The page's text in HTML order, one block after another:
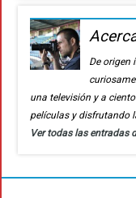
De origen
una televisión y a
películas y disfrutando
Ver todas las entradas